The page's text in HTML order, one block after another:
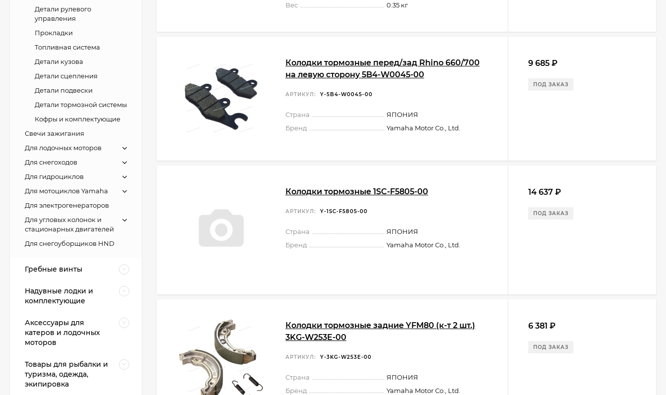
Вес
0.35 кг
Колодки тормозные перед/зад Rhino 660/700
на левую сторону 5B4-W0045-00
АРТИКУЛ: Y-5B4-W0045-00
Страна
ЯПОНИЯ
Бренд
Yamaha Motor Co., Ltd.
9 685 ₽
ПОД ЗАКАЗ
Колодки тормозные 1SC-F5805-00
АРТИКУЛ: Y-1SC-F5805-00
Страна
ЯПОНИЯ
Бренд
Yamaha Motor Co., Ltd.
14 637 ₽
ПОД ЗАКАЗ
Колодки тормозные задние YFM80 (к-т 2 шт.)
3KG-W253E-00
АРТИКУЛ: Y-3KG-W253E-00
Страна
ЯПОНИЯ
Бренд
Yamaha Motor Co., Ltd.
6 381 ₽
ПОД ЗАКАЗ
Детали рулевого
управления
Прокладки
Топливная система
Детали кузова
Детали сцепления
Детали подвески
Детали тормозной системы
Кофры и комплектующие
Свечи зажигания
Для лодочных моторов
Для снегоходов
Для гидроциклов
Для мотоциклов Yamaha
Для электрогенераторов
Для угловых колонок и
стационарных двигателей
Для снегоуборщиков HND
Гребные винты
Надувные лодки и
комплектующие
Аксессуары для
катеров и лодочных
моторов
Товары для рыбалки и
туризма, одежда,
экипировка